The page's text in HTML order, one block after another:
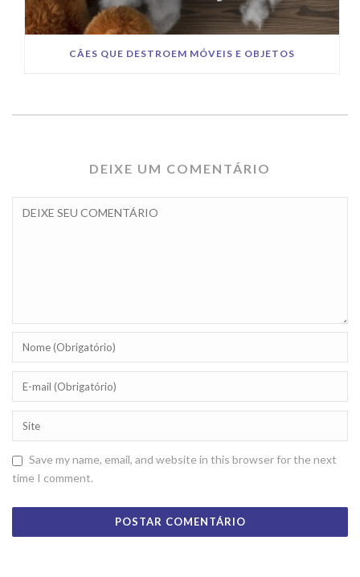
CÃES QUE DESTROEM MÓVEIS E OBJETOS
DEIXE UM COMENTÁRIO
Save my name, email, and website in this browser for the next
time I comment.